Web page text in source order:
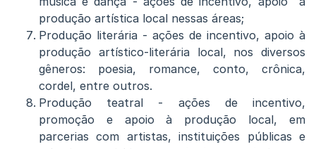
produção artística local nessas áreas;
Produção literária - ações de incentivo, apoio à
produção artístico-literária local, nos diversos
gêneros: poesia, romance, conto, crônica,
cordel, entre outros.
Produção teatral - ações de incentivo,
promoção e apoio à produção local, em
parcerias com artistas, instituições públicas e